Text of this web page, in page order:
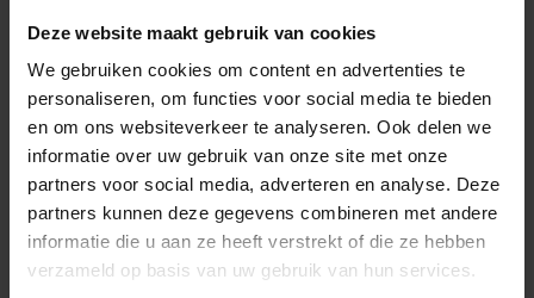
Deze website maakt gebruik van cookies
We gebruiken cookies om content en advertenties te
personaliseren, om functies voor social media te bieden
en om ons websiteverkeer te analyseren. Ook delen we
informatie over uw gebruik van onze site met onze
partners voor social media, adverteren en analyse. Deze
partners kunnen deze gegevens combineren met andere
informatie die u aan ze heeft verstrekt of die ze hebben
verzameld op basis van uw gebruik van hun services.
Artikelnummer
JA21280510
Aansluiting
13 polig
Kabelset type
Origineel
Stekkeraansluiting
Met originele connectoren
Parkeersensoren
uitschakeling
Permanente stroom +30